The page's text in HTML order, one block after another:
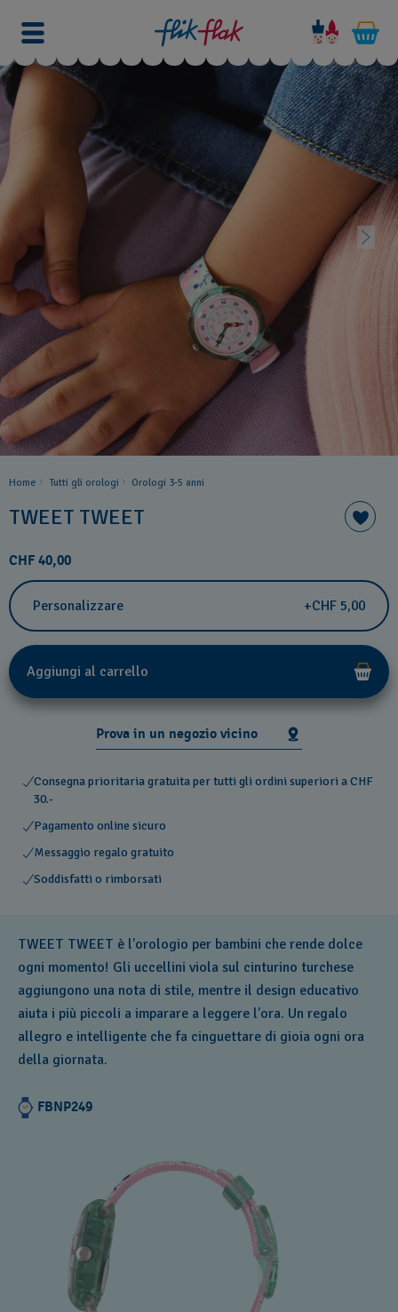
Home Tutti gli orologi Orologi 3-5 anni
TWEET TWEET
CHF 40,00
Personalizzare +CHF 5,00
Aggiungi al carrello
Prova in un negozio vicino
Consegna prioritaria gratuita per tutti gli ordini superiori a CHF
30.-
Pagamento online sicuro
Messaggio regalo gratuito
Soddisfatti o rimborsati
TWEET TWEET è l’orologio per bambini che rende dolce
ogni momento! Gli uccellini viola sul cinturino turchese
aggiungono una nota di stile, mentre il design educativo
aiuta i più piccoli a imparare a leggere l’ora. Un regalo
allegro e intelligente che fa cinguettare di gioia ogni ora
della giornata.
FBNP249